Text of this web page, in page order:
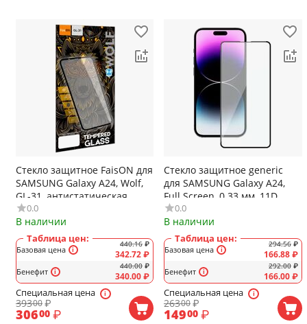
Стекло защитное FaisON для
SAMSUNG Galaxy A24, Wolf,
GL-31, антистатическая
функция, цвет: чёрный
0.0
В наличии
Таблица цен:
Базовая цена
Бенефит
440.16 ₽
342.72₽
440.00 ₽
340.00₽
Специальная цена
39300 ₽
30600 ₽
Стекло защитное generic
для SAMSUNG Galaxy A24,
Full Screen, 0.33 мм, 11D,
глянцевое, полный клей,
цвет: чёрный, в техпаке
0.0
В наличии
Таблица цен:
Базовая цена
Бенефит
294.56 ₽
166.88₽
292.00 ₽
166.00₽
Специальная цена
26300₽
14900 ₽